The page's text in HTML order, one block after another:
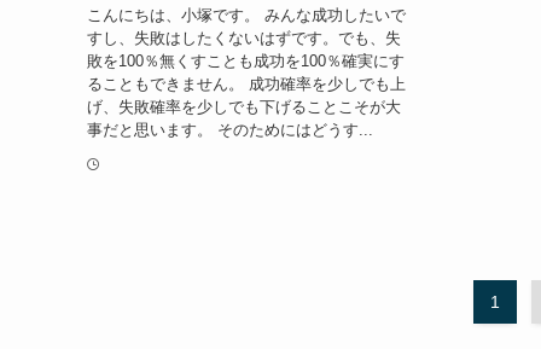
こんにちは、小塚です。 みんな成功したいで
すし、失敗はしたくないはずです。でも、失
敗を100％無くすことも成功を100％確実にす
ることもできません。 成功確率を少しでも上
げ、失敗確率を少しでも下げることこそが大
事だと思います。 そのためにはどうす...
1